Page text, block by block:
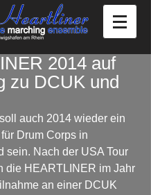
2014 auf
zu DCUK und
auch 2014 wieder ein
Drum Corps in
sein. Nach der USA Tour
die HEARTLINER im Jahr
an einer DCUK